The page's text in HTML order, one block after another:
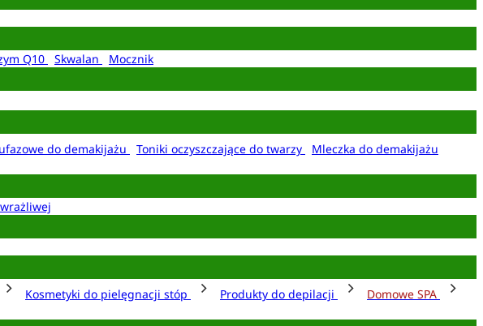
Q10 Skwalan
Mocznik
do demakijażu Toniki oczyszczające do twarzy
Mleczka do demakijażu
Kosmetyki do pielęgnacji stóp Produkty do depilacji
Domowe SPA